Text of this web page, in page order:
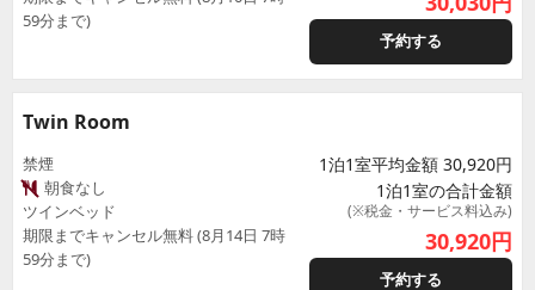
59分まで)
予約する
Twin Room
禁煙
朝食なし
ツインベッド
期限までキャンセル無料 (8月14日 7時
59分まで)
1泊1室平均金額 30,920円
1泊1室の合計金額
(※税金・サービス料込み)
30,920円
予約する